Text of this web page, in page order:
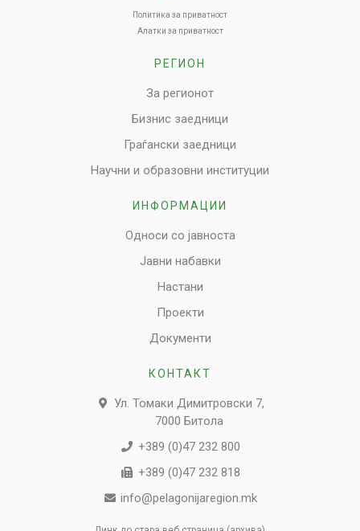
Политика за приватност
Алатки за приватност
РЕГИОН
За регионот
Бизнис заедници
Граѓански заедници
Научни и образовни институции
ИНФОРМАЦИИ
Односи со јавноста
Јавни набавки
Настани
Проекти
Документи
КОНТАКТ
Ул. Томаки Димитровски 7,
7000 Битола
+389 (0)47 232 800
+389 (0)47 232 818
info@pelagonijaregion.mk